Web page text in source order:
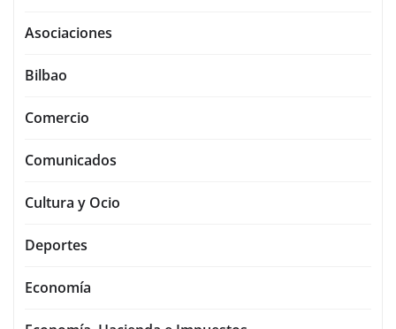
Asociaciones
Bilbao
Comercio
Comunicados
Cultura y Ocio
Deportes
Economía